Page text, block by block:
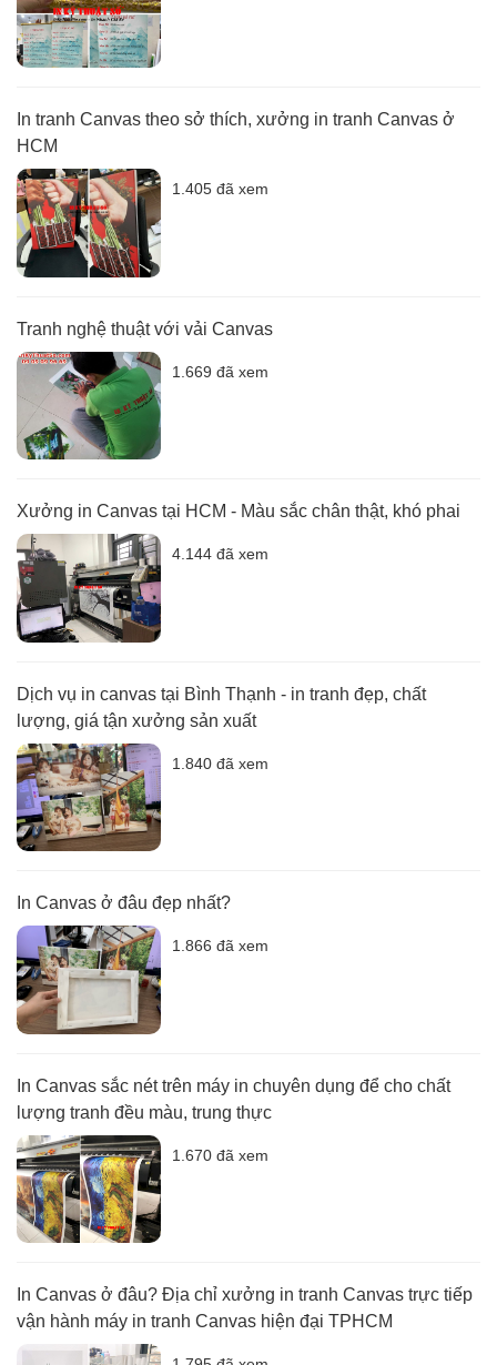
In tranh Canvas theo sở thích, xưởng in tranh Canvas ở
HCM
1.405 đã xem
Tranh nghệ thuật với vải Canvas
1.669 đã xem
Xưởng in Canvas tại HCM - Màu sắc chân thật, khó phai
4.144 đã xem
Dịch vụ in canvas tại Bình Thạnh - in tranh đẹp, chất
lượng, giá tận xưởng sản xuất
1.840 đã xem
In Canvas ở đâu đẹp nhất?
1.866 đã xem
In Canvas sắc nét trên máy in chuyên dụng để cho chất
lượng tranh đều màu, trung thực
1.670 đã xem
In Canvas ở đâu? Địa chỉ xưởng in tranh Canvas trực tiếp
vận hành máy in tranh Canvas hiện đại TPHCM